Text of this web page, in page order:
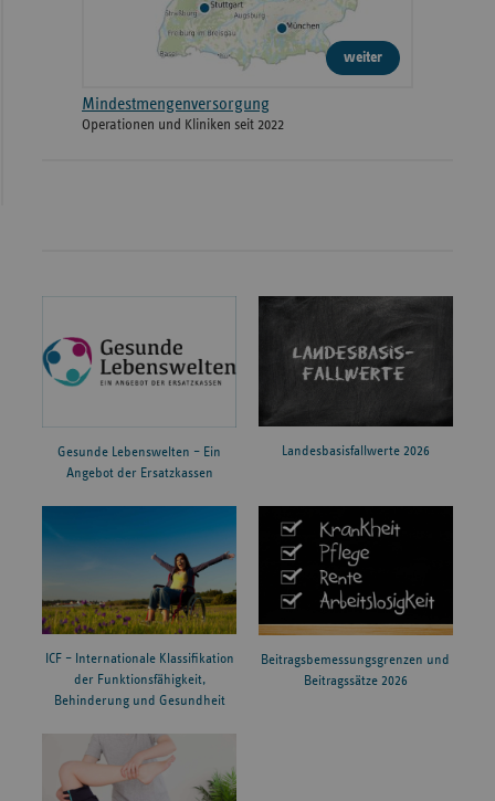
weiter
Mindestmengenversorgung
Operationen und Kliniken seit 2022
Gesunde Lebenswelten – Ein
Angebot der Ersatzkassen
Landesbasisfallwerte 2026
ICF – Internationale Klassifikation
der Funktionsfähigkeit,
Behinderung und Gesundheit
Beitragsbemessungsgrenzen und
Beitragssätze 2026